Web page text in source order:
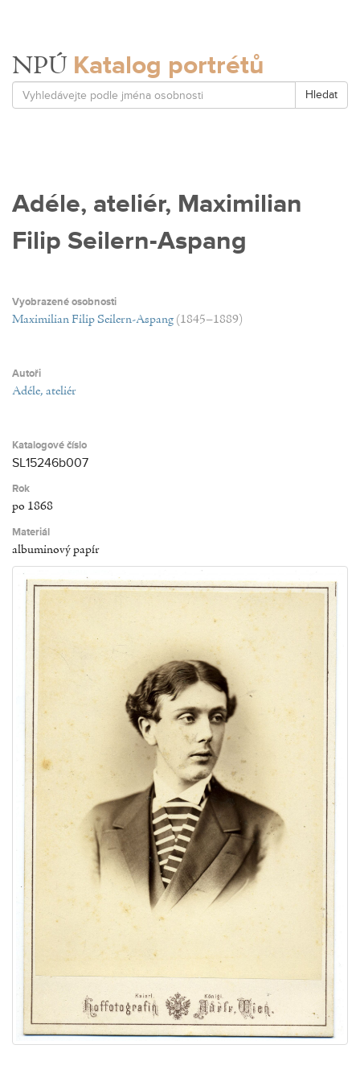
NPÚ Katalog portrétů
Hledat
Adéle, ateliér, Maximilian
Filip Seilern-Aspang
Vyobrazené osobnosti
Maximilian Filip Seilern-Aspang (1845–1889)
Autoři
Adéle, ateliér
Katalogové číslo
SL15246b007
Rok
po 1868
Materiál
albuminový papír